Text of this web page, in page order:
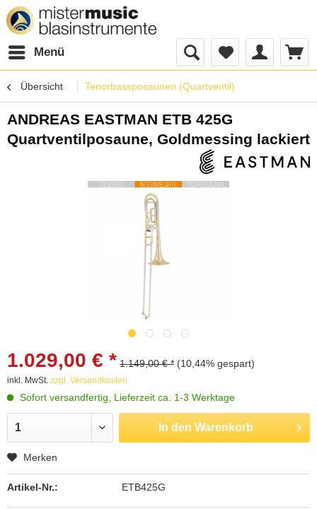
Menü
Übersicht Tenorbassposaunen (Quartventil)
ANDREAS EASTMAN ETB 425G
Quartventilposaune, Goldmessing lackiert
1.029,00 € * 1.149,00 € * (10,44% gespart)
inkl. MwSt. zzgl. Versandkosten
Sofort versandfertig, Lieferzeit ca. 1-3 Werktage
In den Warenkorb
Merken
Artikel-Nr.: ETB425G